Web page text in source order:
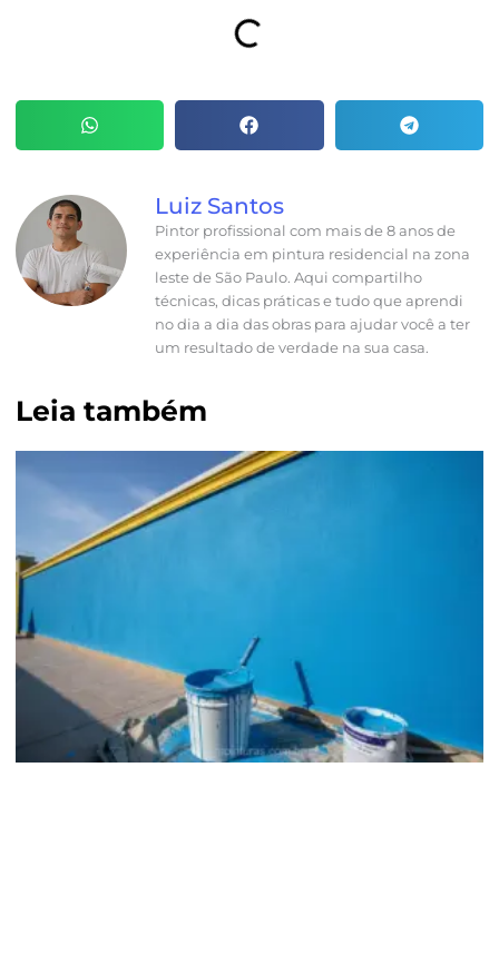
Luiz Santos
Pintor profissional com mais de 8 anos de
experiência em pintura residencial na zona
leste de São Paulo. Aqui compartilho
técnicas, dicas práticas e tudo que aprendi
no dia a dia das obras para ajudar você a ter
um resultado de verdade na sua casa.
Leia também